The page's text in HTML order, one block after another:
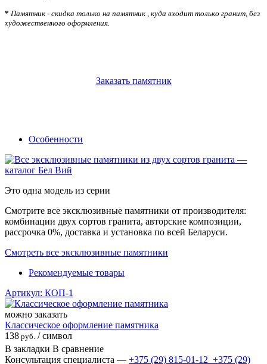
* Памятник - скидка только на памятник , куда входит только гранит, без
художественного оформления.
Заказать памятник
Особенности
Это одна модель из серии
Смотрите все эксклюзивные памятники от производителя:
комбинации двух сортов гранита, авторские композиции,
рассрочка 0%, доставка и установка по всей Беларуси.
Смотреть все эксклюзивные памятники
Рекомендуемые товары
Артикул: КОП-1
можно заказать
Классическое оформление памятника
138 руб. / символ
В закладки В сравнение
Консультация специалиста — +375 (29) 815-01-12 +375 (29)